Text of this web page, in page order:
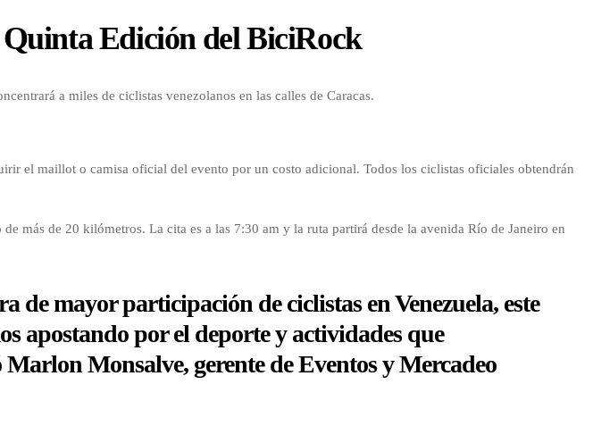
Edición del BiciRock
a miles de ciclistas venezolanos en las calles de Caracas.
el maillot o camisa oficial del evento por un costo adicional. Todos los ciclistas oficiales obtendrán
más de 20 kilómetros. La cita es a las 7:30 am y la ruta partirá desde la avenida Río de Janeiro en
mayor participación de ciclistas en Venezuela, este
apostando por el deporte y actividades que
Monsalve, gerente de Eventos y Mercadeo